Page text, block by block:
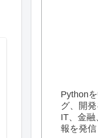
Python
グ、開発
IT、金
報を発信